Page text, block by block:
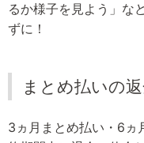
るか様子を見よう」な
ずに！
まとめ払いの
3ヵ月まとめ払い・6ヵ